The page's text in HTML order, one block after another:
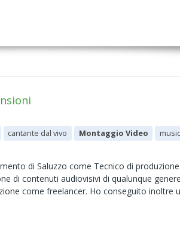
cantante dal vivo Montaggio Video
di Saluzzo come Tecnico di
di contenuti audiovisivi di qualunque
come freelancer. Ho conseguito inoltre